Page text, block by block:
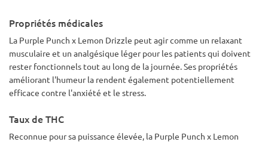
Propriétés médicales
La Purple Punch x Lemon Drizzle peut agir comme un relaxant
musculaire et un analgésique léger pour les patients qui doivent
rester fonctionnels tout au long de la journée. Ses propriétés
améliorant l'humeur la rendent également potentiellement
efficace contre l'anxiété et le stress.
Taux de THC
Reconnue pour sa puissance élevée, la Purple Punch x Lemon